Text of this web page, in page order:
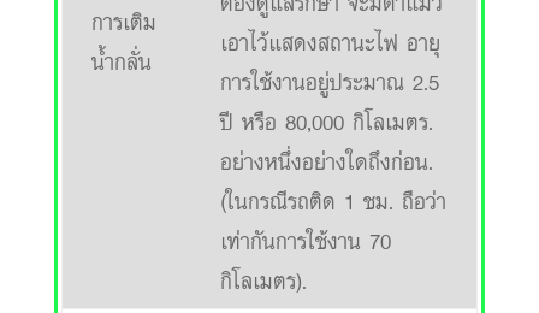
การเติม
น้ำกลั่น
เอาไว้แสดงสถานะไฟ อายุ
การใช้งานอยู่ประมาณ 2.5
ปี หรือ 80,000 กิโลเมตร.
อย่างหนึ่งอย่างใดถึงก่อน.
(ในกรณีรถติด 1 ชม. ถือว่า
เท่ากันการใช้งาน 70
กิโลเมตร).